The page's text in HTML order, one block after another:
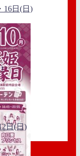
16日(日)
日(日)